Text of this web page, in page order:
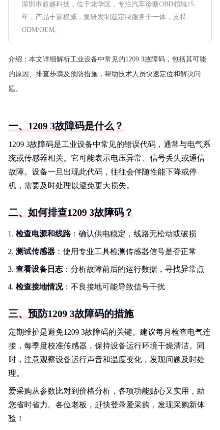
深圳市超越科技，位于龙华区，专注汽车诊断OBD领域15
年，产品丰富权威，集研发制造定制服务于一体，支持
ODM/OEM。
介绍： 本文详细解析工业设备中常见的1209 3故障码，包括其可能
的原因、排查步骤及预防措施，帮助技术人员快速定位和解决问
题。
一、1209 3故障码是什么？
1209 3故障码是工业设备中常见的错误代码，通常与电气系
统或传感器相关。它可能表示电压异常、信号丢失或通信
故障。设备一旦出现此代码，往往会伴随性能下降或停
机，需要及时处理以避免更大损失。
二、如何排查1209 3故障码？
检查电源和线路 ：确认供电稳定，线路无松动或破损
测试传感器 ：使用专业工具检测传感器信号是否正常
查看设备日志 ：分析故障前后的运行数据，寻找异常点
检查接地情况：不良接地可能导致信号干扰
三、预防1209 3故障码的措施
定期维护是避免1209 3故障码的关键。建议每月检查电气连
接，每季度校准传感器，保持设备运行环境干燥清洁。同
时，注意观察设备运行声音和温度变化，发现问题及时处
理。
爱采购从参数比对到价格分析，各项功能贴心又实用，助
您省时省力。各位老板，赶快登录爱采购，发现采购新体
验！